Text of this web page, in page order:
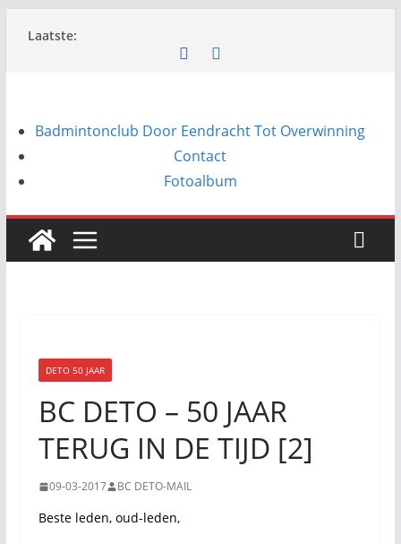
naar
Laatste:
Badmintonclub Door Eendracht Tot Overwinning
Contact
Fotoalbum
DETO 50 JAAR
BC DETO – 50 JAAR
TERUG IN DE TIJD [2]
09-03-2017 BC DETO-MAIL
Beste leden, oud-leden,